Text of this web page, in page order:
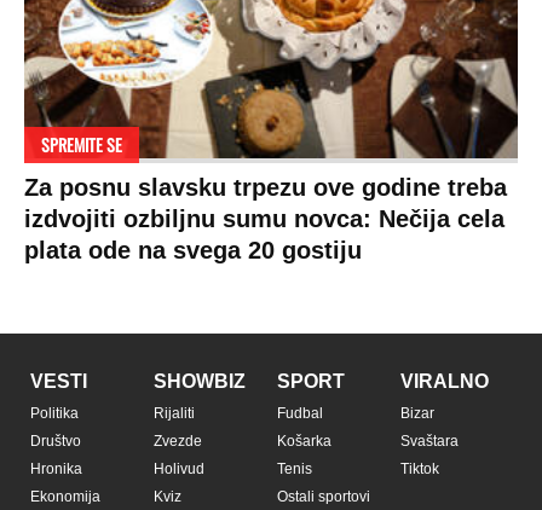
SPREMITE SE
Za posnu slavsku trpezu ove godine treba
izdvojiti ozbiljnu sumu novca: Nečija cela
plata ode na svega 20 gostiju
VESTI
Politika
Društvo
Hronika
Ekonomija
SHOWBIZ
Rijaliti
Zvezde
Holivud
Kviz
SPORT
Fudbal
Košarka
Tenis
Ostali sportovi
VIRALNO
Bizar
Svaštara
Tiktok